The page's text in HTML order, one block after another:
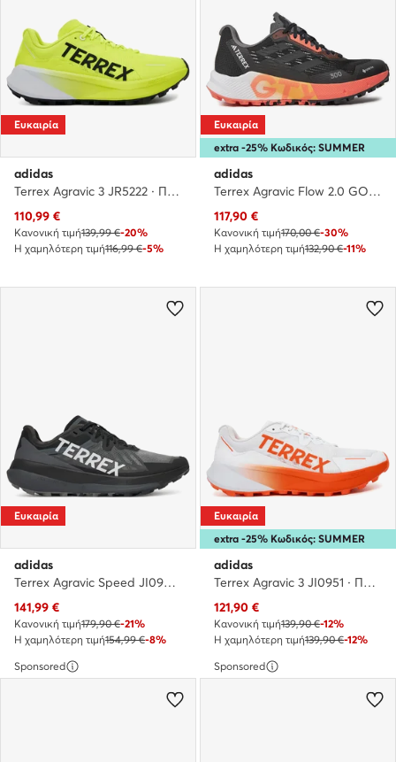
Ευκαιρία
adidas
Terrex Agravic 3 JR5222 · Παπούτσια για Τρέξιμο
Τρέχουσα τιμή
110,99 €
Κανονική τιμή139,99 €-20%
Η χαμηλότερη τιμή116,99 €-5%
extra -25% Κωδικός: SUMMER
Ευκαιρία
adidas
Terrex Agravic Flow 2.0 GORE-TEX Trail Running HR1146 · Παπούτσια για Τρέξιμο
Τρέχουσα τιμή
117,90 €
Κανονική τιμή170,00 €-30%
Η χαμηλότερη τιμή132,90 €-11%
Ευκαιρία
adidas
Terrex Agravic Speed JI0949 · Παπούτσια για Τρέξιμο
Τρέχουσα τιμή
141,99 €
Κανονική τιμή179,90 €-21%
Η χαμηλότερη τιμή154,99 €-8%
extra -25% Κωδικός: SUMMER
Ευκαιρία
adidas
Terrex Agravic 3 JI0951 · Παπούτσια για Τρέξιμο
Τρέχουσα τιμή
121,90 €
Κανονική τιμή139,90 €-12%
Η χαμηλότερη τιμή139,90 €-12%
Sponsored
Sponsored